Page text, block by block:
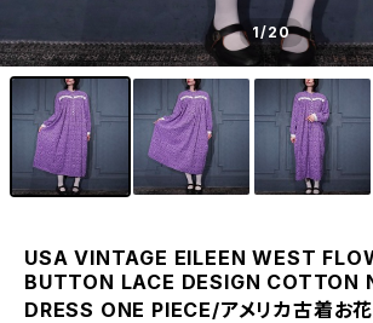
1/20
USA VINTAGE EILEEN WEST
BUTTON LACE DESIGN COTTON
DRESS ONE PIECE/アメリカ古着お